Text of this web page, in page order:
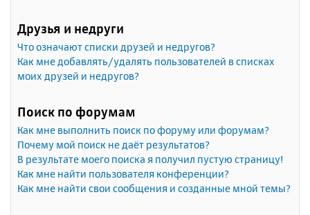
Друзья и недруги
Что означают списки друзей и недругов?
Как мне добавлять/удалять пользователей в списках
моих друзей и недругов?
Поиск по форумам
Как мне выполнить поиск по форуму или форумам?
Почему мой поиск не даёт результатов?
В результате моего поиска я получил пустую страницу!
Как мне найти пользователя конференции?
Как мне найти свои сообщения и созданные мной темы?